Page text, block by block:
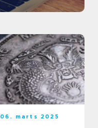
06. marts 2025